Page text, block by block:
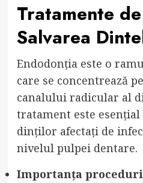
Tratamente
Salvarea
Endodonția este o
care se concentrează
canalului radicular al
tratament este
dinților afectați de
nivelul pulpei dentare.
Importanța